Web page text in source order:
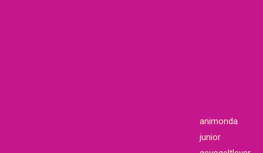
animonda
junior